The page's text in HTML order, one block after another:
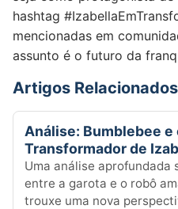
hashtag
mencionadas em
assunto é o futuro da
Artigos Relacionados
Análise: Bumblebee e
Transformador de
Uma análise aprofundada
entre a garota e o robô
trouxe uma nova